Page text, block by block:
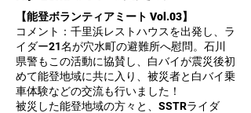
【能登ボランティアミート Vol.03】
コメント：千里浜レストハウスを出発し、ラ
イダー21名が穴水町の避難所へ慰問。石川
県警もこの活動に協賛し、白バイが震災後初
めて能登地域に共に入り、被災者と白バイ乗
車体験などの交流も行いました！
被災した能登地域の方々と、SSTRライダ